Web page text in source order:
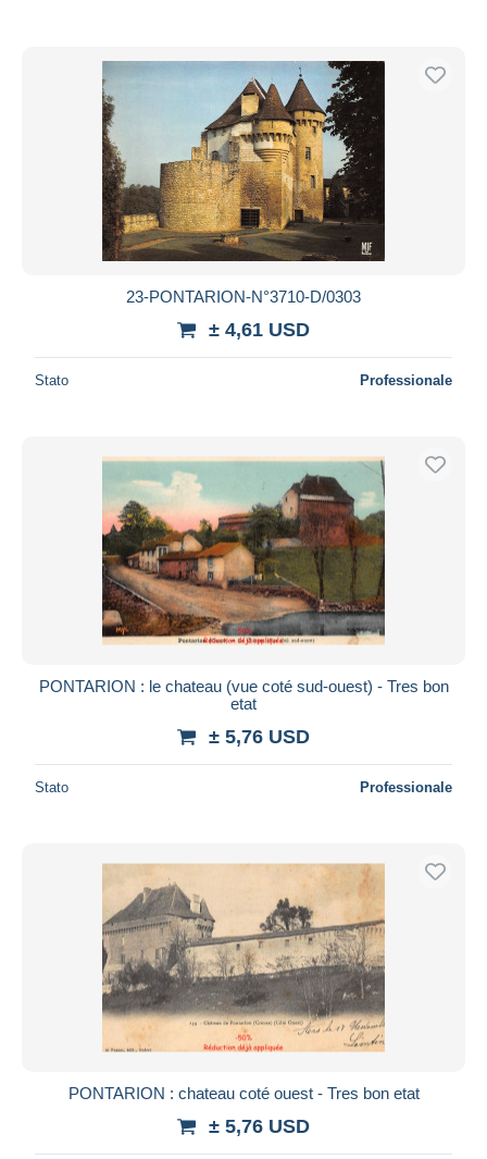
23-PONTARION-N°3710-D/0303
± 4,61 USD
Stato Professionale
PONTARION : le chateau (vue coté sud-ouest) - Tres bon
etat
± 5,76 USD
Stato Professionale
PONTARION : chateau coté ouest - Tres bon etat
± 5,76 USD